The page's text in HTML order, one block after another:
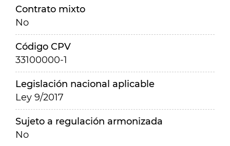
Contrato mixto
No
Código CPV
33100000-1
Legislación nacional aplicable
Ley 9/2017
Sujeto a regulación armonizada
No